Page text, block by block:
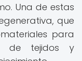
Una de estas
que
para
de tejidos y